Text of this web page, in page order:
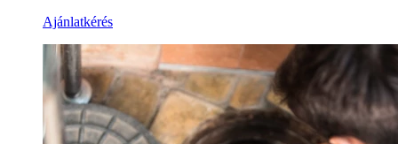
Ajánlatkérés